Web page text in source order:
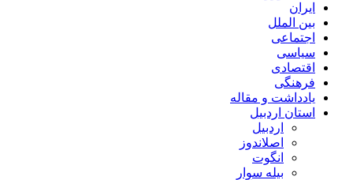
ایران
بین الملل
اجتماعی
سیاسی
اقتصادی
فرهنگی
یادداشت و مقاله
استان اردبیل
اردبیل
اصلاندوز
انگوت
بیله سوار